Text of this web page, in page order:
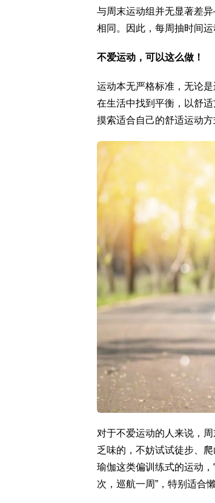
与周末运动组并无显著差
相同。因此，每周抽时间
不爱运动，可以这么做！
运动本无严格标准，无论
在生活中找到平衡，以舒
摸索适合自己的舒适运动方
对于不爱运动的人来说，
乏味的，不妨试试徒步、
瑜伽这类偏训练式的运动
次，巡航一周”，特别适合懒